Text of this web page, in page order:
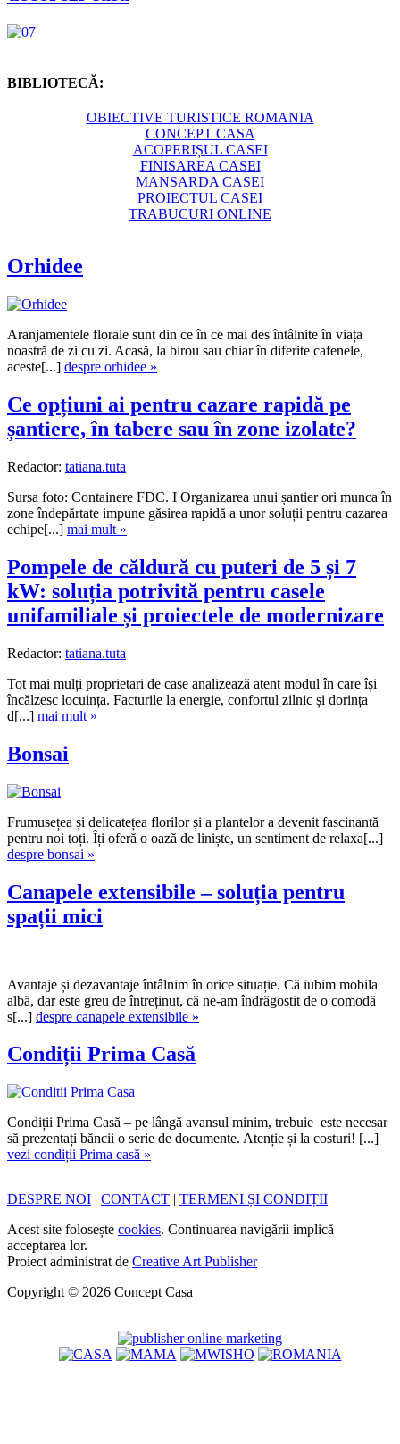
BIBLIOTECĂ:
OBIECTIVE TURISTICE ROMANIA
CONCEPT CASA
ACOPERIȘUL CASEI
FINISAREA CASEI
MANSARDA CASEI
PROIECTUL CASEI
TRABUCURI ONLINE
Orhidee
Aranjamentele florale sunt din ce în ce mai des întâlnite în viața
noastră de zi cu zi. Acasă, la birou sau chiar în diferite cafenele,
aceste[...] despre orhidee »
Ce opțiuni ai pentru cazare rapidă pe
șantiere, în tabere sau în zone izolate?
Redactor: tatiana.tuta
Sursa foto: Containere FDC. I Organizarea unui șantier ori munca în
zone îndepărtate impune găsirea rapidă a unor soluții pentru cazarea
echipe[...] mai mult »
Pompele de căldură cu puteri de 5 și 7
kW: soluția potrivită pentru casele
unifamiliale și proiectele de modernizare
Redactor: tatiana.tuta
Tot mai mulți proprietari de case analizează atent modul în care își
încălzesc locuința. Facturile la energie, confortul zilnic și dorința
d[...] mai mult »
Bonsai
Frumusețea și delicatețea florilor și a plantelor a devenit fascinantă
pentru noi toți. Îți oferă o oază de liniște, un sentiment de relaxa[...]
despre bonsai »
Canapele extensibile – soluția pentru
spații mici
Avantaje și dezavantaje întâlnim în orice situație. Că iubim mobila
albă, dar este greu de întreținut, că ne-am îndrăgostit de o comodă
s[...] despre canapele extensibile »
Condiții Prima Casă
Condiții Prima Casă – pe lângă avansul minim, trebuie este necesar
să prezentați băncii o serie de documente. Atenție și la costuri! [...]
vezi condiții Prima casă »
DESPRE NOI | CONTACT | TERMENI ȘI CONDIȚII
Acest site folosește cookies. Continuarea navigării implică
acceptarea lor.
Proiect administrat de Creative Art Publisher
Copyright © 2026 Concept Casa